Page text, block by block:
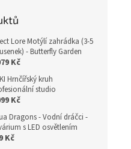
Lore Motýlí zahrádka (3-5
- Butterfly Garden
Kč
Hrnčířský kruh
studio
Kč
Dragons - Vodní dráčci -
s LED osvětlením
Kč